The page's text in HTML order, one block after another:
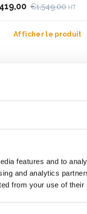
features and to
and analytics
from your use of
€1.549,00 HT
Afficher le produit